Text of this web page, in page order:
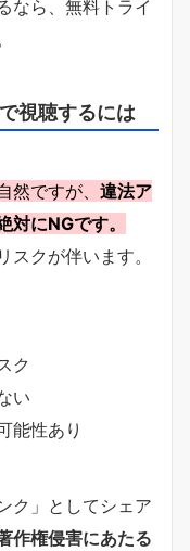
なら、無料トライ
視聴するには
然ですが、 違法ア
にNGです。
クが伴います。
ク
い
能性あり
ク」としてシェア
作権侵害にあたる